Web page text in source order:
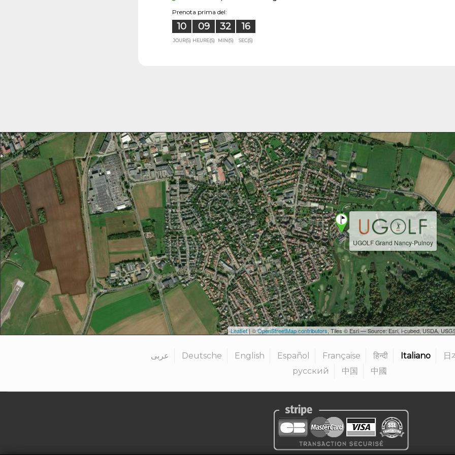
Prenota prima del:
10 09 32 15
JOUR(S) HEURE(S) MIN(S) SEC(S)
UGOLF Grand Nancy-Pulnoy
Leaflet| ©OpenStreetMap contributors , Tiles © Esri — Source: Esri, i-cubed, USDA,
عربى Deutsche English Español Française हिन्दी Italiano
日
русский
中国 中國